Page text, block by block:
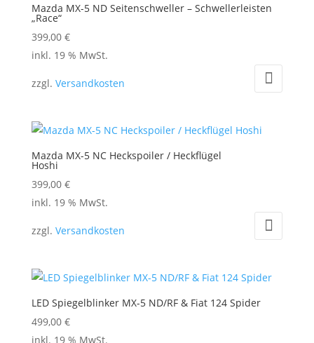
Mazda MX-5 ND Seitenschweller – Schwellerleisten
„Race“
399,00 €
inkl. 19 % MwSt.
zzgl. Versandkosten
Mazda MX-5 NC Heckspoiler / Heckflügel
Hoshi
399,00 €
inkl. 19 % MwSt.
zzgl. Versandkosten
LED Spiegelblinker MX-5 ND/RF & Fiat 124 Spider
499,00 €
inkl. 19 % MwSt.